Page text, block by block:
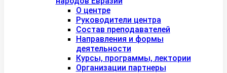
О центре
Руководители центра
Состав преподавателей
Направления и формы
деятельности
Курсы, программы, лектории
Организации партнеры